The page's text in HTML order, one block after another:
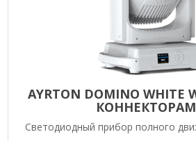
AYRTON DOMINO WHITE
Светодиодный прибор полного